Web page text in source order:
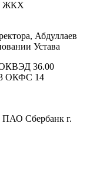
ЖКХ
Абдуллаев
Устава
36.00
ОКФС 14
ПАО Сбербанк г.